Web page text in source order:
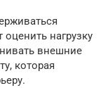
нагрузку
внешние
которая